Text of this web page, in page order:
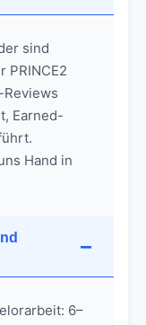
sind
PRINCE2
Earned-
Hand in
6–